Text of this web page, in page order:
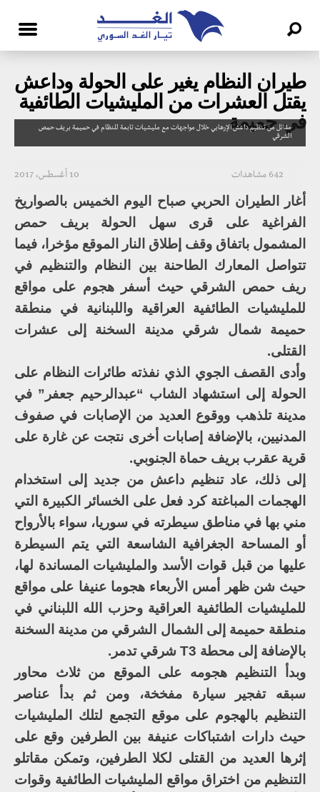
طيران النظام يغير على الحولة وداعش
يقتل العشرات من المليشيات الطائفية
في حميمة
مقاتل من تنظيم داعش الإرهابي خلال مواجهات مع مليشيات تابعة للنظام في حميمة بريف حمص
الشرقي
10 أغسطس، 2017 642 مشاهدات
أغار الطيران الحربي صباح اليوم الخميس بالصواريخ
الفراغية على قرى سهل الحولة بريف حمص
المشمول باتفاق وقف إطلاق النار الموقع مؤخرا، فيما
تتواصل المعارك الطاحنة بين النظام والتنظيم في
ريف حمص الشرقي حيث أسفر هجوم على مواقع
للمليشيات الطائفية العراقية واللبنانية في منطقة
حميمة شمال شرقي مدينة السخنة إلى عشرات
القتلى.
وأدى القصف الجوي الذي نفذته طائرات النظام على
الحولة إلى استشهاد الشاب “عبدالرحيم جعفر” في
مدينة تلذهب ووقوع العديد من الإصابات في صفوف
المدنيين، بالإضافة إصابات أخرى نتجت عن غارة على
قرية عقرب بريف حماة الجنوبي.
إلى ذلك، عاد تنظيم داعش من جديد إلى استخدام
الهجمات المباغتة كرد فعل على الخسائر الكبيرة التي
مني بها في مناطق سيطرته في سوريا، سواء بالأرواح
أو المساحة الجغرافية الشاسعة التي يتم السيطرة
عليها من قبل قوات الأسد والمليشيات المساندة لها،
حيث شن ظهر أمس الأربعاء هجوما عنيفا على مواقع
للمليشيات الطائفية العراقية وحزب الله اللبناني في
منطقة حميمة إلى الشمال الشرقي من مدينة السخنة
بالإضافة إلى محطة T3 شرقي تدمر.
وبدأ التنظيم هجومه على الموقع من ثلاث محاور
سبقه تفجير سيارة مفخخة، ومن ثم بدأ عناصر
التنظيم بالهجوم على موقع التجمع لتلك المليشيات
حيث دارات اشتباكات عنيفة بين الطرفين وقع على
إثرها العديد من القتلى لكلا الطرفين، وتمكن مقاتلو
التنظيم من اختراق مواقع المليشيات الطائفية وقوات